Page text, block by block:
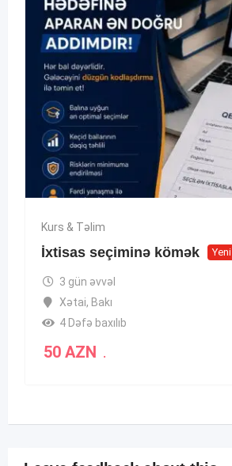
Kurs & Təlim
İxtisas seçiminə kömək Yeni
3 gün əvvəl
Xətai, Bakı
4 Dəfə baxılıb
50 AZN .